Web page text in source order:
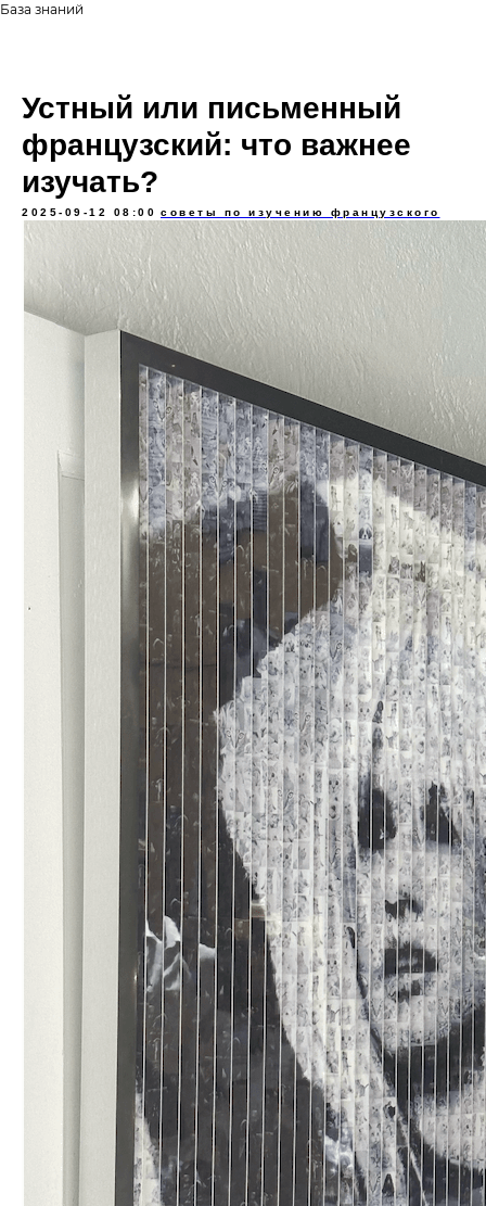
База знаний
Устный или письменный
французский: что важнее
изучать?
2025-09-12 08:00 советы по изучению французского